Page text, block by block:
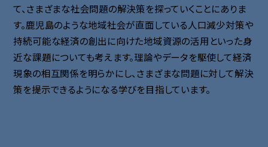
て、さまざまな社会問題の解決策を探っていくことにありま
す。鹿児島のような地域社会が直面している人口減少対策や
持続可能な経済の創出に向けた地域資源の活用といった身
近な課題についても考えます。理論やデータを駆使して経済
現象の相互関係を明らかにし、さまざまな問題に対して解決
策を提示できるようになる学びを目指しています。